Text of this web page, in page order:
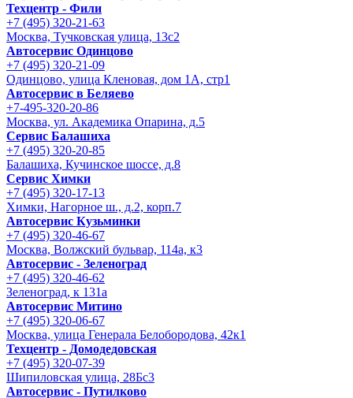
Техцентр - Фили
+7 (495) 320-21-63
Москва, Тучковская улица, 13с2
Автосервис Одинцово
+7 (495) 320-21-09
Одинцово, улица Кленовая, дом 1А, стр1
Автосервис в Беляево
+7-495-320-20-86
Москва, ул. Академика Опарина, д.5
Сервис Балашиха
+7 (495) 320-20-85
Балашиха, Кучинское шоссе, д.8
Сервис Химки
+7 (495) 320-17-13
Химки, Нагорное ш., д.2, корп.7
Автосервис Кузьминки
+7 (495) 320-46-67
Москва, Волжский бульвар, 114а, к3
Автосервис - Зеленоград
+7 (495) 320-46-62
Зеленоград, к 131а
Автосервис Митино
+7 (495) 320-06-67
Москва, улица Генерала Белобородова, 42к1
Техцентр - Домодедовская
+7 (495) 320-07-39
Шипиловская улица, 28Бс3
Автосервис - Путилково